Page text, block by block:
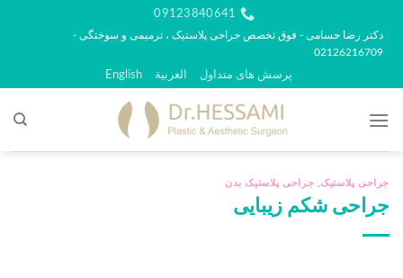
محتوا
09123840641
دکتر رضا حسامی - فوق تخصص جراحی پلاستیک ، ترمیمی و سوختگی -
02126216709
پرسش های متداول العربية English
جراحی پلاستیک جراحی پلاستیک بدن
جراحی شکم زیبایی